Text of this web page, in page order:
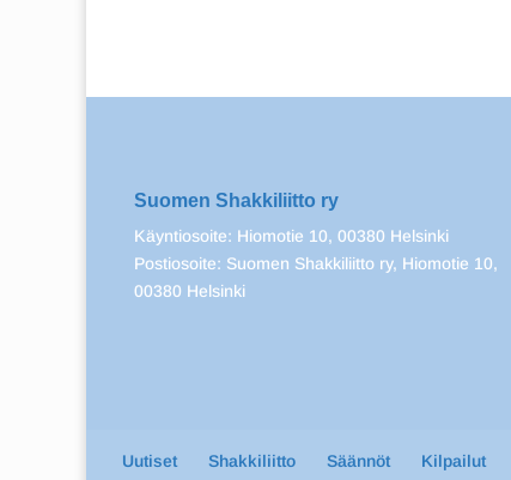
Suomen Shakkiliitto ry
Käyntiosoite: Hiomotie 10, 00380 Helsinki
Postiosoite: Suomen Shakkiliitto ry, Hiomotie 10,
00380 Helsinki
Uutiset Shakkiliitto Säännöt Kilpailut